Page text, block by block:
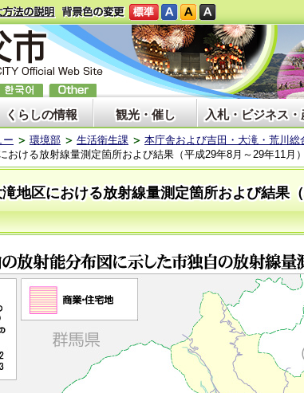
くらしの情報 観光・催し 入札・ビジネス・
ー 環境部 生活衛生課
本庁舎および吉田・大滝・荒川
おける放射線量測定箇所および結果（平成29年8月～29年11月）
地区における放射線量測定箇所および結果